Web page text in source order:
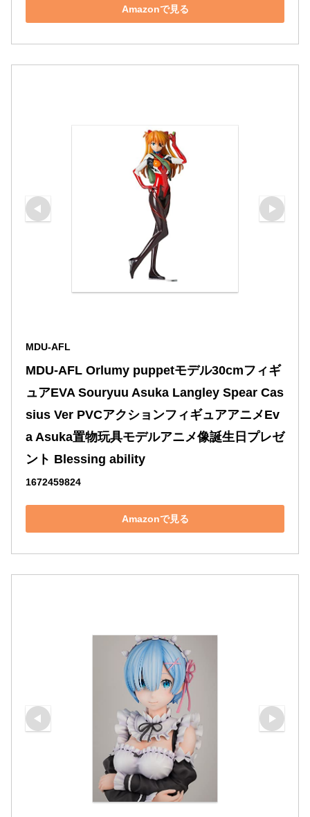
Amazonで見る
MDU-AFL
MDU-AFL Orlumy puppetモデル30cmフィギ
ュアEVA Souryuu Asuka Langley Spear Cas
sius Ver PVCアクションフィギュアアニメEv
a Asuka置物玩具モデルアニメ像誕生日プレゼ
ント Blessing ability
1672459824
Amazonで見る